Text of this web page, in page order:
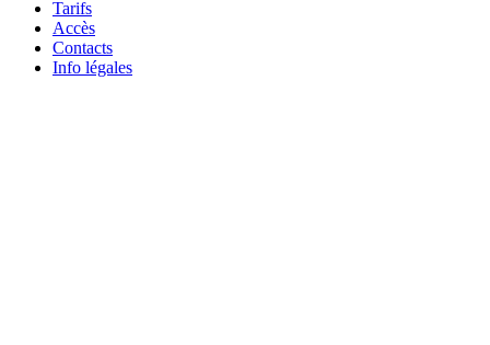
Tarifs
Accès
Contacts
Info légales